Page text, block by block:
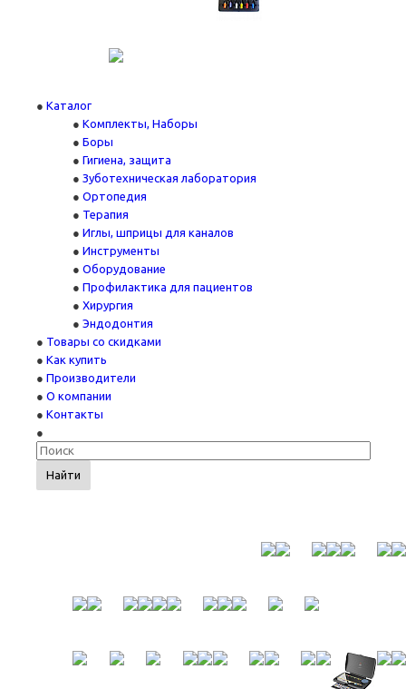
Каталог
Комплекты, Наборы
Боры
Гигиена, защита
Зуботехническая лаборатория
Ортопедия
Терапия
Иглы, шприцы для каналов
Инструменты
Оборудование
Профилактика для пациентов
Хирургия
Эндодонтия
Товары со скидками
Как купить
Производители
О компании
Контакты
Найти